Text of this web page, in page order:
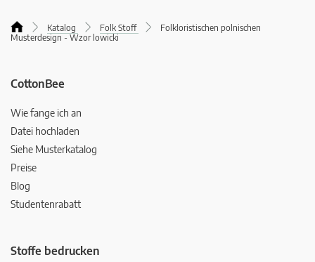
Katalog Folk Stoff
Folkloristischen polnischen
Musterdesign - Wzor lowicki
CottonBee
Wie fange ich an
Datei hochladen
Siehe Musterkatalog
Preise
Blog
Studentenrabatt
Stoffe bedrucken